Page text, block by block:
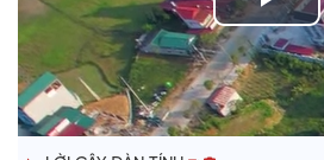
P
l
a
TIẾNG TÍNH QUÊ HƯƠNG